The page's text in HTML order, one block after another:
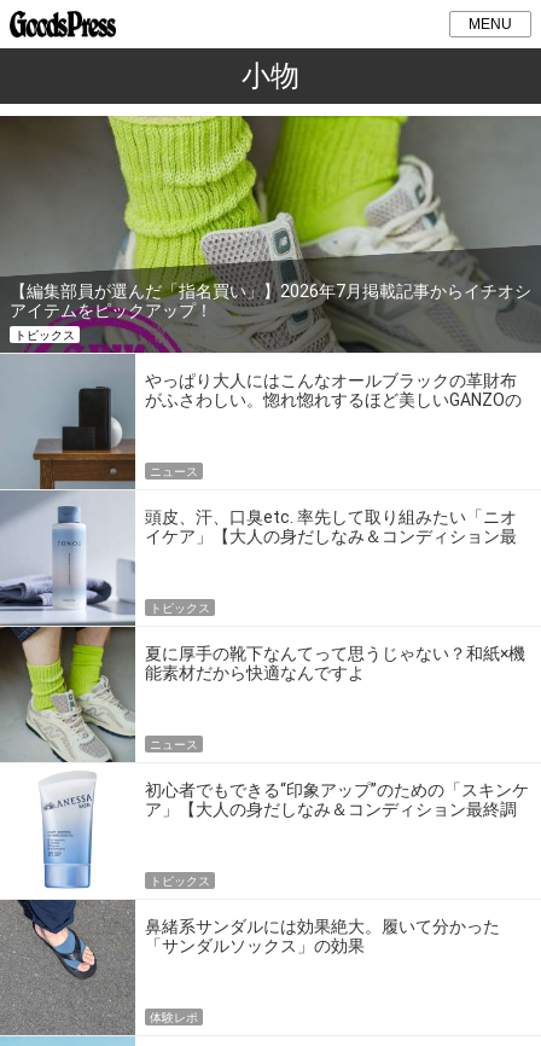
MENU
小物
【編集部員が選んだ「指名買い」】2026年7月掲載記事からイチオシ
アイテムをピックアップ！
トピックス
やっぱり大人にはこんなオールブラックの革財布
がふさわしい。惚れ惚れするほど美しいGANZOの
ニュース
頭皮、汗、口臭etc. 率先して取り組みたい「ニオ
イケア」【大人の身だしなみ＆コンディション最
トピックス
夏に厚手の靴下なんてって思うじゃない？和紙×機
能素材だから快適なんですよ
ニュース
初心者でもできる“印象アップ”のための「スキンケ
ア」【大人の身だしなみ＆コンディション最終調
トピックス
鼻緒系サンダルには効果絶大。履いて分かった
「サンダルソックス」の効果
体験レポ